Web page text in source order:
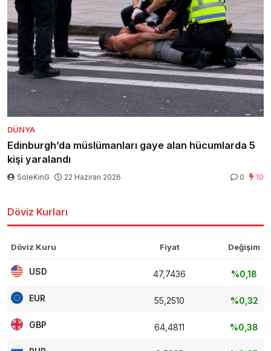
DÜNYA
Edinburgh’da müslümanları gaye alan hücumlarda 5
kişi yaralandı
SoleKinG 22 Haziran 2026 0 10
Döviz Kurları
Döviz Kuru Fiyat Değişim
USD 47,7436 %0,18
EUR 55,2510 %0,32
GBP 64,4811 %0,38